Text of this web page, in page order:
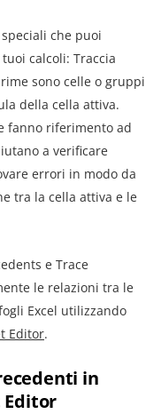
che puoi
calcoli: Traccia
sono celle o gruppi
della cella attiva.
fanno riferimento ad
a verificare
errori in modo da
tra la cella attiva e le
e Trace
le relazioni tra le
Excel utilizzando
Editor.
in
Editor